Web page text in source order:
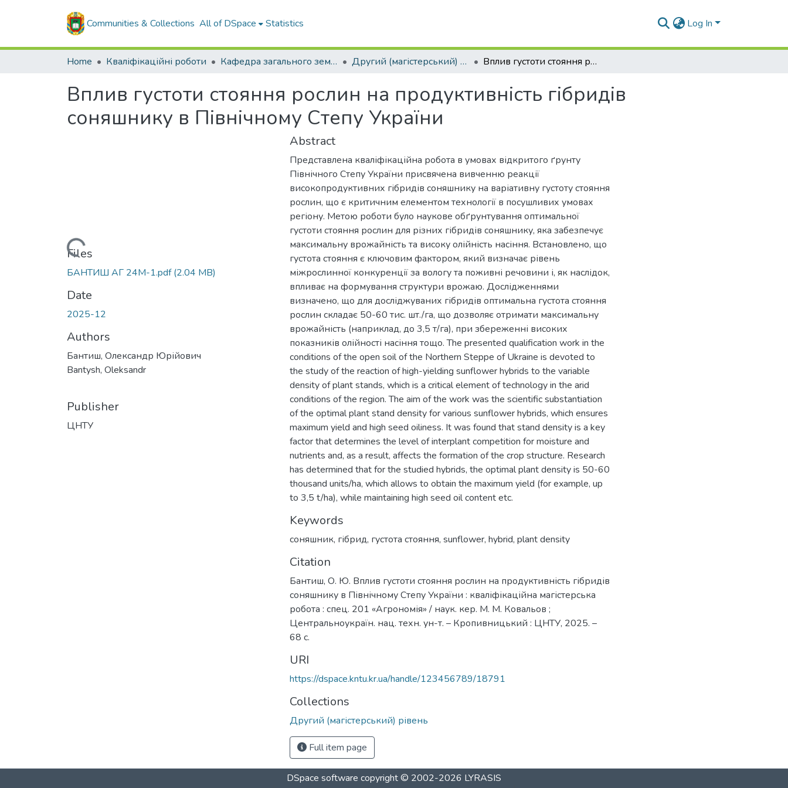
Communities & Collections All of DSpace Statistics Log In
Home Кваліфікаційні роботи Кафедра загального землеробства Другий (магістерський) рівень Вплив густоти стояння рослин на продуктивність гібридів соняшнику в Північному Степу України
Вплив густоти стояння рослин на продуктивність гібридів
соняшнику в Північному Степу України
Loading...
Files
БАНТИШ АГ 24М-1.pdf(2.04 MB)
Date
2025-12
Authors
Бантиш, Олександр Юрійович
Bantysh, Oleksandr
Publisher
ЦНТУ
Abstract
Представлена кваліфікаційна робота в умовах відкритого ґрунту
Північного Степу України присвячена вивченню реакції
високопродуктивних гібридів соняшнику на варіативну густоту стояння
рослин, що є критичним елементом технології в посушливих умовах
регіону. Метою роботи було наукове обґрунтування оптимальної
густоти стояння рослин для різних гібридів соняшнику, яка забезпечує
максимальну врожайність та високу олійність насіння. Встановлено, що
густота стояння є ключовим фактором, який визначає рівень
міжрослинної конкуренції за вологу та поживні речовини і, як наслідок,
впливає на формування структури врожаю. Дослідженнями
визначено, що для досліджуваних гібридів оптимальна густота стояння
рослин складає 50-60 тис. шт./га, що дозволяє отримати максимальну
врожайність (наприклад, до 3,5 т/га), при збереженні високих
показників олійності насіння тощо. The presented qualification work in the
conditions of the open soil of the Northern Steppe of Ukraine is devoted to
the study of the reaction of high-yielding sunflower hybrids to the variable
density of plant stands, which is a critical element of technology in the arid
conditions of the region. The aim of the work was the scientific substantiation
of the optimal plant stand density for various sunflower hybrids, which ensures
maximum yield and high seed oiliness. It was found that stand density is a key
factor that determines the level of interplant competition for moisture and
nutrients and, as a result, affects the formation of the crop structure. Research
has determined that for the studied hybrids, the optimal plant density is 50-60
thousand units/ha, which allows to obtain the maximum yield (for example, up
to 3,5 t/ha), while maintaining high seed oil content etc.
Keywords
соняшник, гібрид, густота стояння, sunflower, hybrid, plant density
Citation
Бантиш, О. Ю. Вплив густоти стояння рослин на продуктивність гібридів
соняшнику в Північному Степу України : кваліфікаційна магістерська
робота : спец. 201 «Агрономія» / наук. кер. М. М. Ковальов ;
Центральноукраїн. нац. техн. ун-т. – Кропивницький : ЦНТУ, 2025. –
68 с.
URI
https://dspace.kntu.kr.ua/handle/123456789/18791
Collections
Другий (магістерський) рівень
Full item page
DSpace software copyright © 2002-2026 LYRASIS